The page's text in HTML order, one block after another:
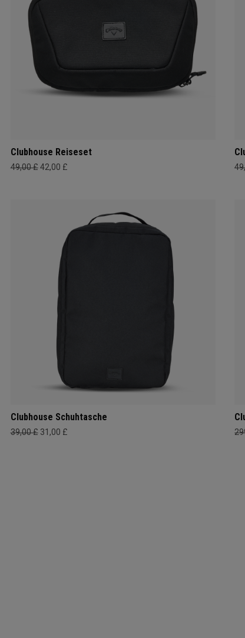
Clubhouse Reiseset
49,00 £ 42,00 £
Clubhouse Schuhtasche
39,00 £ 31,00 £